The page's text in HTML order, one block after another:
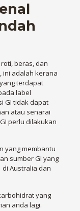
beras, dan
ini adalah kerana
terdapat
label
GI tidak dapat
atau senarai
perlu dilakukan
yang membantu
sumber GI yang
Australia dan
yang
anda lagi.